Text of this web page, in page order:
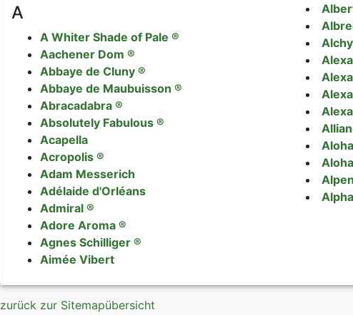
A
A Whiter Shade of Pale ®
Aachener Dom ®
Abbaye de Cluny ®
Abbaye de Maubuisson ®
Abracadabra ®
Absolutely Fabulous ®
Acapella
Acropolis ®
Adam Messerich
Adélaide d'Orléans
Admiral ®
Adore Aroma ®
Agnes Schilliger ®
Aimée Vibert
zurück zur Sitemapübersicht